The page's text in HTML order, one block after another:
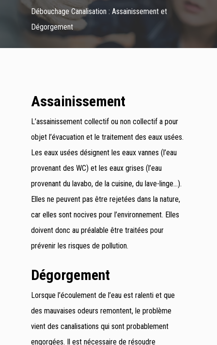
Débouchage Canalisation : Assainissement et
Dégorgement
Assainissement
L’assainissement collectif ou non collectif a pour
objet l’évacuation et le traitement des eaux usées.
Les eaux usées désignent les eaux vannes (l’eau
provenant des WC) et les eaux grises (l’eau
provenant du lavabo, de la cuisine, du lave-linge…).
Elles ne peuvent pas être rejetées dans la nature,
car elles sont nocives pour l’environnement. Elles
doivent donc au préalable être traitées pour
prévenir les risques de pollution.
Dégorgement
Lorsque l’écoulement de l’eau est ralenti et que
des mauvaises odeurs remontent, le problème
vient des canalisations qui sont probablement
engorgées. Il est nécessaire de résoudre